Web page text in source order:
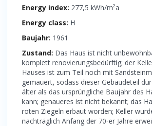
Energy index: 277,5 kWh/m²a
Energy class: H
Baujahr: 1961
Zustand: Das Haus ist nicht
komplett renovierungsbedürftig; der
Hauses ist zum Teil noch mit
gemauert, sodass dieser Gebäudeteil
älter als das ursprüngliche Baujahr des
kann; genaueres ist nicht bekannt; das
roten Ziegeln erbaut worden; Keller
nachträglich Anfang der 70-er Jahre